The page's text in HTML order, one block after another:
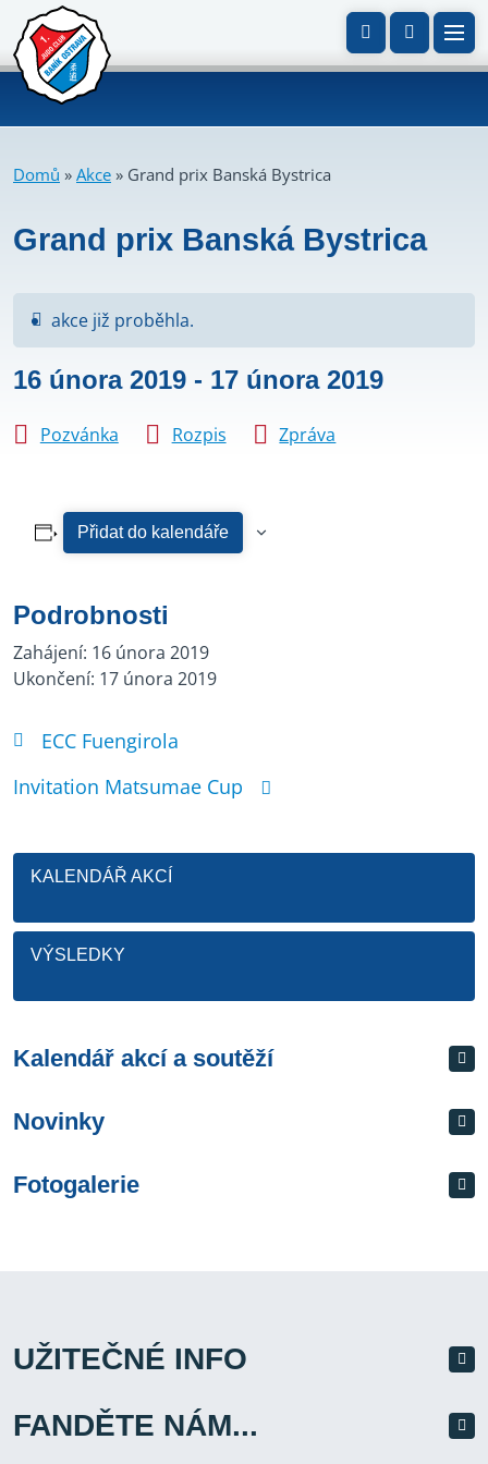
Domů » Akce » Grand prix Banská Bystrica
Grand prix Banská Bystrica
akce již proběhla.
16 února 2019 - 17 února 2019
Pozvánka Rozpis Zpráva
Přidat do kalendáře
Podrobnosti
Zahájení: 16 února 2019
Ukončení: 17 února 2019
ECC Fuengirola
Invitation Matsumae Cup
KALENDÁŘ AKCÍ
VÝSLEDKY
Kalendář akcí a soutěží
Novinky
Fotogalerie
UŽITEČNÉ INFO
FANDĚTE NÁM...